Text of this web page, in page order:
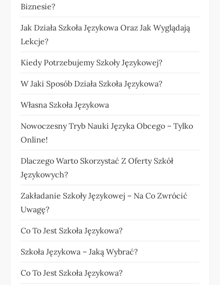
Biznesie?
Jak Działa Szkoła Językowa Oraz Jak Wyglądają
Lekcje?
Kiedy Potrzebujemy Szkoły Językowej?
W Jaki Sposób Działa Szkoła Językowa?
Własna Szkoła Językowa
Nowoczesny Tryb Nauki Języka Obcego – Tylko
Online!
Dlaczego Warto Skorzystać Z Oferty Szkół
Językowych?
Zakładanie Szkoły Językowej – Na Co Zwrócić
Uwagę?
Co To Jest Szkoła Językowa?
Szkoła Językowa – Jaką Wybrać?
Co To Jest Szkoła Językowa?